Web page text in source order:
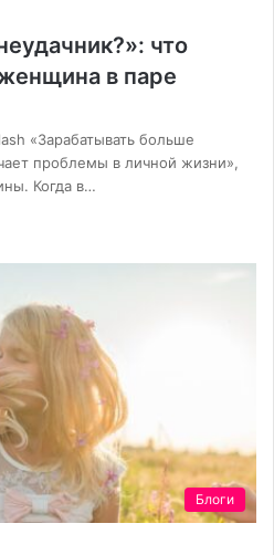
что
в паре
«Зарабатывать больше
проблемы в личной жизни»,
Когда в…
Блоги